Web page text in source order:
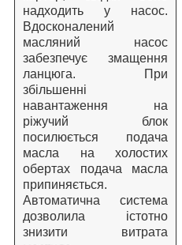
надходить у насос.
Вдосконалений
масляний насос
забезпечує змащення
ланцюга. При
збільшенні
навантаження на
ріжучий блок
посилюється подача
масла на холостих
обертах подача масла
припиняється.
Автоматична система
дозволила істотно
знизити витрата